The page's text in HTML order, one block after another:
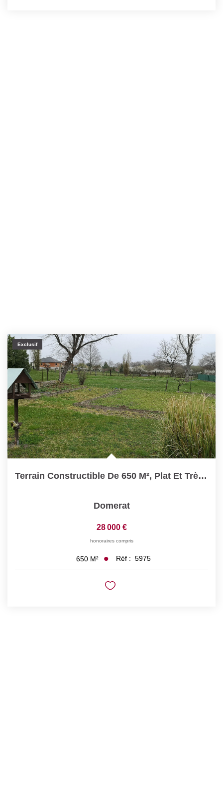
Exclusif
Terrain Constructible De 650 M², Plat Et Très Bien Situé À...
Domerat
28 000 €
honoraires compris
650 M² Réf : 5975